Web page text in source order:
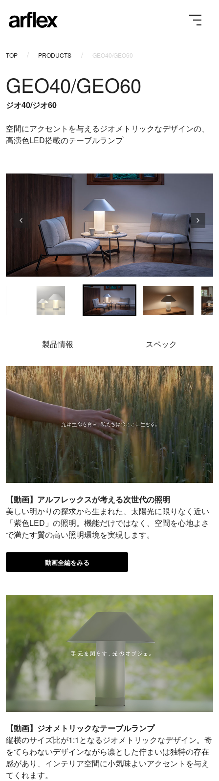
TOP PRODUCTS GEO40/GEO60
GEO40/GEO60
ジオ40/ジオ60
空間にアクセントを与えるジオメトリックなデザインの、
高演色LED搭載のテーブルランプ
製品情報 スペック
【動画】アルフレックスが考える次世代の照明
美しい明かりの探求から生まれた、太陽光に限りなく近い
「紫色LED」の照明。機能だけではなく、空間を心地よさ
で満たす質の高い照明環境を実現します。
動画全編をみる
【動画】ジオメトリックなテーブルランプ
縦横のサイズ比が1:1となるジオメトリックなデザイン。奇
をてらわないデザインながら凛とした佇まいは独特の存在
感があり、インテリア空間に小気味よいアクセントを与え
てくれます。